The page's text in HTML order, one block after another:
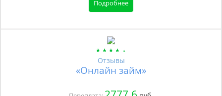
Подробнее
Отзывы
«Онлайн займ»